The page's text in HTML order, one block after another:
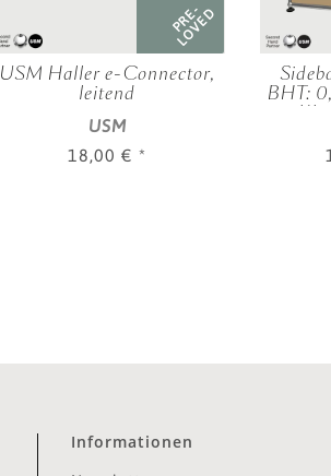
PRE-
LOVED
USM Haller e-Connector,
leitend
USM
18,00 € *
BHT:
2
Informationen